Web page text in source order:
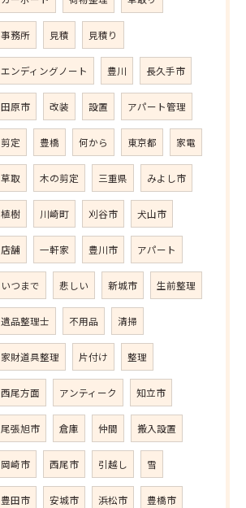
事務所 見積 見積り
エンディングノート 豊川 長久手市
田原市 改装 設置 アパート管理
剪定 豊橋 何から 東京都 家電
草取 木の剪定 三重県 みよし市
植樹 川崎町 刈谷市 犬山市
店舗 一軒家 豊川市 アパート
いつまで 悲しい 新城市 生前整理
遺品整理士 不用品 清掃
家財道具整理 片付け 整理
西尾方面 アンティーク 知立市
尾張旭市 倉庫 仲間 搬入設置
岡崎市 西尾市 引越し 雪
豊田市 安城市 浜松市 豊橋市